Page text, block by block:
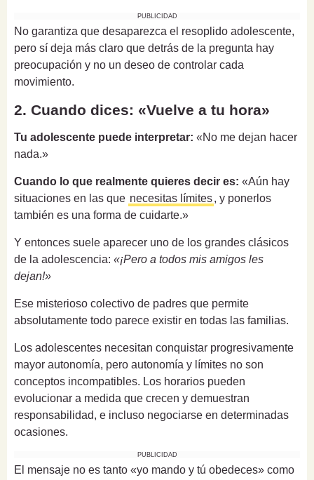
PUBLICIDAD
No garantiza que desaparezca el resoplido adolescente,
pero sí deja más claro que detrás de la pregunta hay
preocupación y no un deseo de controlar cada
movimiento.
2. Cuando dices: «Vuelve a tu hora»
Tu adolescente puede interpretar: «No me dejan hacer
nada.»
Cuando lo que realmente quieres decir es: «Aún hay
situaciones en las que necesitas límites, y ponerlos
también es una forma de cuidarte.»
Y entonces suele aparecer uno de los grandes clásicos
de la adolescencia: «¡Pero a todos mis amigos les
dejan!»
Ese misterioso colectivo de padres que permite
absolutamente todo parece existir en todas las familias.
Los adolescentes necesitan conquistar progresivamente
mayor autonomía, pero autonomía y límites no son
conceptos incompatibles. Los horarios pueden
evolucionar a medida que crecen y demuestran
responsabilidad, e incluso negociarse en determinadas
ocasiones.
PUBLICIDAD
El mensaje no es tanto «yo mando y tú obedeces» como